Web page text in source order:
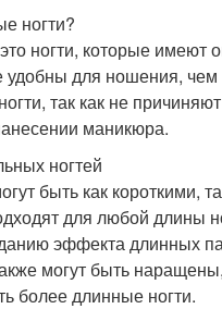
ногти?
ногти, которые имеют
для ношения, чем
так как не причиняют
маникюра.
ногтей
быть как короткими,
для любой длины
эффекта длинных
могут быть
более длинные ногти.